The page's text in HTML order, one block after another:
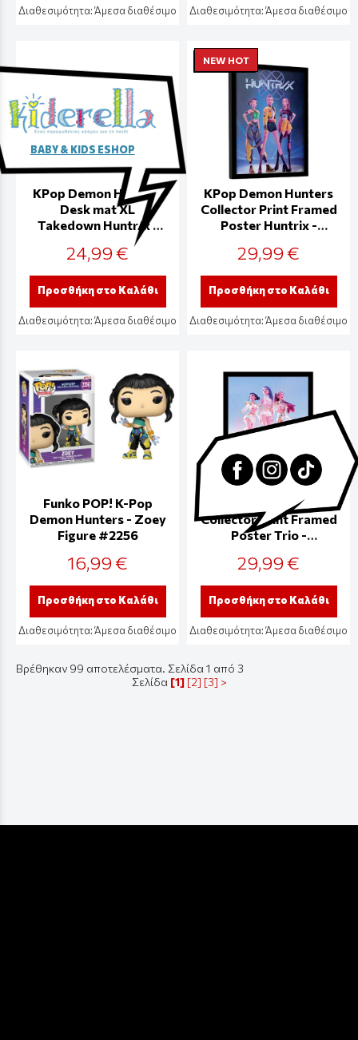
Διαθεσιμότητα:Άμεσα διαθέσιμο Διαθεσιμότητα:Άμεσα διαθέσιμο
KPop Demon Hunters
Desk mat XL
Takedown Huntr/x -
24,99 €
Προσθήκη στο Καλάθι
Διαθεσιμότητα:Άμεσα διαθέσιμο
NEW HOT
KPop Demon Hunters
Collector Print Framed
Poster Huntrix -
29,99 €
Προσθήκη στο Καλάθι
Διαθεσιμότητα:Άμεσα διαθέσιμο
Funko POP! K-Pop
Demon Hunters - Zoey
Figure #2256
16,99 €
Προσθήκη στο Καλάθι
Διαθεσιμότητα:Άμεσα διαθέσιμο
KPop Demon Hunters
Collector Print Framed
Poster Trio -
29,99 €
Προσθήκη στο Καλάθι
Διαθεσιμότητα:Άμεσα διαθέσιμο
Βρέθηκαν 99 αποτελέσματα. Σελίδα 1 από 3
Σελίδα [1] [2] [3] >
BABY & KIDS ESHOP